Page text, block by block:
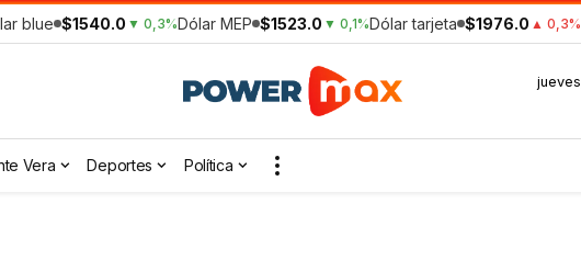
blue $1540.0 ▼ 0,3%Dólar MEP $1523.0 ▼ 0,1%Dólar tarjeta $1976.0 ▲ 0,3%
Vera Deportes Política